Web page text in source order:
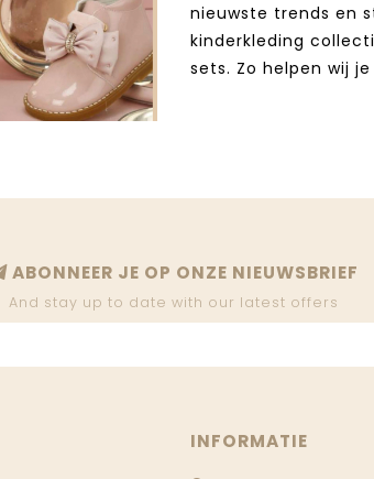
nieuwste trends en
kinderkleding
sets. Zo helpen wij
ABONNEER JE OP ONZE NIEUWSBRIEF
And stay up to date with our latest offers
INFORMATIE